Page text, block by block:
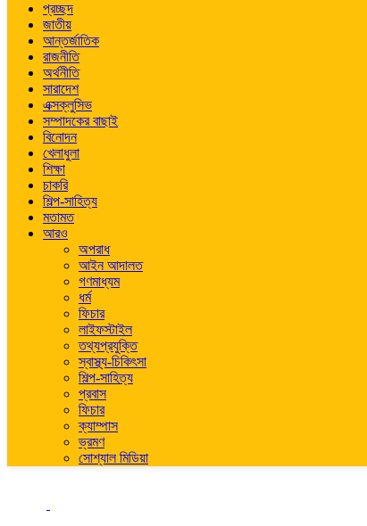
প্রচ্ছদ
জাতীয়
আন্তর্জাতিক
রাজনীতি
অর্থনীতি
সারাদেশ
এক্সক্লুসিভ
সম্পাদকের বাছাই
বিনোদন
খেলাধুলা
শিক্ষা
চাকরি
শিল্প-সাহিত্য
মতামত
আরও
অপরাধ
আইন আদালত
গণমাধ্যম
ধর্ম
ফিচার
লাইফস্টাইল
তথ্যপ্রযুক্তি
স্বাস্থ্য-চিকিৎসা
শিল্প-সাহিত্য
প্রবাস
ফিচার
ক্যাম্পাস
ভ্রমণ
সোশ্যাল মিডিয়া